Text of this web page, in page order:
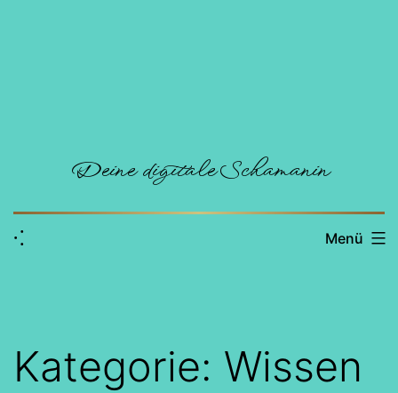
Deine digitale Schamanin
⁖ Menü
Kategorie: Wissen